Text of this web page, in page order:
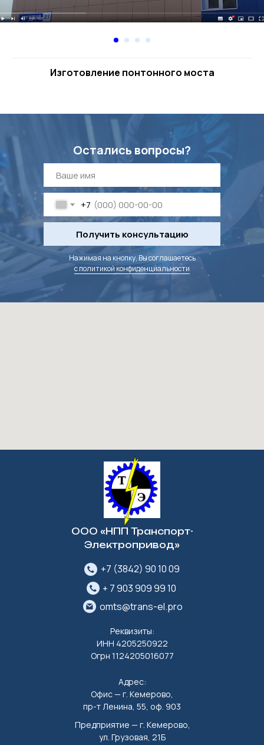
Изготовление понтонного моста
+7
Получить консультацию
Нажимая на кнопку, Вы соглашаетесь
с политикой конфиденциальности
Остались вопросы?
ООО «НПП Транспорт-
Электропривод»
Реквизиты:
ИНН 4205250922
Огрн 1124205016077
Адрес:
Офис — г. Кемерово,
пр-т Ленина, 55, оф. 903
Предприятие — г. Кемерово,
ул. Грузовая, 21Б
omts@trans-el.pro
+7 (3842) 90 10 09
+ 7 903 909 99 10